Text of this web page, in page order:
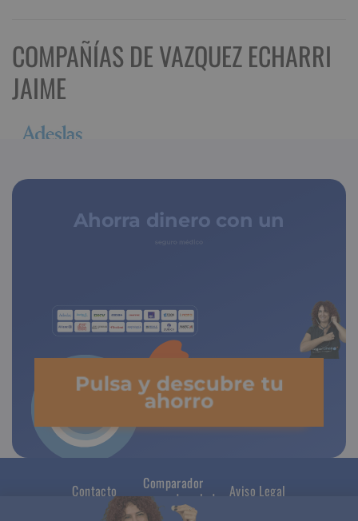
COMPAÑÍAS DE VAZQUEZ ECHARRI
JAIME
Ahorra dinero con un
Pulsa y descubre tu
ahorro
Contacto
Comparador
seguros de salud
Aviso Legal